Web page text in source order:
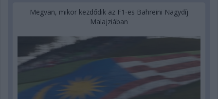
Megvan, mikor kezdődik az F1-es Bahreini Nagydíj
Malajziában